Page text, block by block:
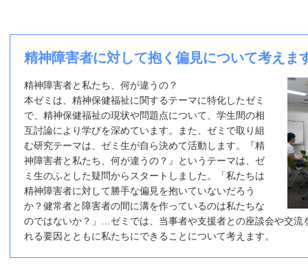
精神障害者に対して抱く偏見について考えま
精神障害者と私たち、何が違うの？
本ゼミは、精神保健福祉に関するテーマに特化したゼミ
で、精神保健福祉の現状や問題点について、学生間の相
互討論により学びを深めています。また、ゼミで取り組
む研究テーマは、ゼミ生が自ら決めて活動します。『精
神障害者と私たち、何が違うの？』というテーマは、ゼ
ミ生のふとした疑問からスタートしました。「私たちは
精神障害者に対して勝手な偏見を抱いていないだろう
か？健常者と障害者の間に溝を作っているのは私たちな
のではないか？」…ゼミでは、当事者や支援者との座談会や交流
れる要因とともに私たちにできることについて考えます。